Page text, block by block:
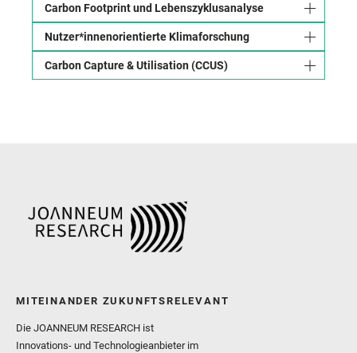
Carbon Footprint und Lebenszyklusanalyse
Nutzer*innenorientierte Klimaforschung
Carbon Capture & Utilisation (CCUS)
MITEINANDER ZUKUNFTSRELEVANT
Die JOANNEUM RESEARCH ist
Innovations- und Technologieanbieter im